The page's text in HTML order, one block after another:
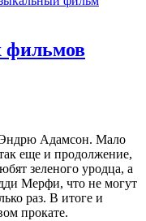
фильмов
Эндрю Адамсон. Мало
еще и продолжение,
зеленого уродца, а
Мерфи, что не могут
раз. В итоге и
прокате.